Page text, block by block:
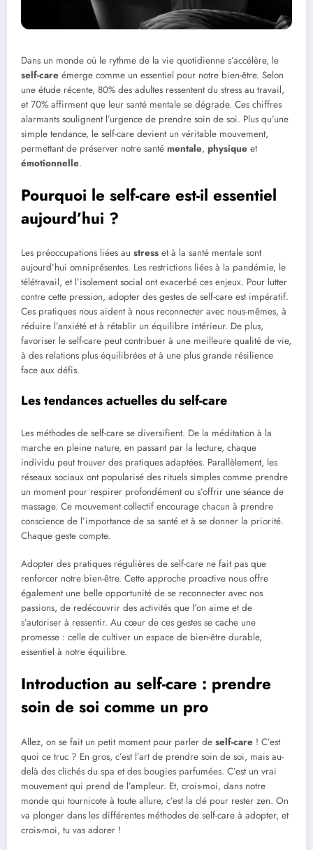
Dans un monde où le rythme de la vie quotidienne s’accélère, le
self-care émerge comme un essentiel pour notre bien-être. Selon
une étude récente, 80% des adultes ressentent du stress au travail,
et 70% affirment que leur santé mentale se dégrade. Ces chiffres
alarmants soulignent l’urgence de prendre soin de soi. Plus qu’une
simple tendance, le self-care devient un véritable mouvement,
permettant de préserver notre santé mentale, physique et
émotionnelle.
Pourquoi le self-care est-il essentiel
aujourd’hui ?
Les préoccupations liées au stress et à la santé mentale sont
aujourd’hui omniprésentes. Les restrictions liées à la pandémie, le
télétravail, et l’isolement social ont exacerbé ces enjeux. Pour lutter
contre cette pression, adopter des gestes de self-care est impératif.
Ces pratiques nous aident à nous reconnecter avec nous-mêmes, à
réduire l’anxiété et à rétablir un équilibre intérieur. De plus,
favoriser le self-care peut contribuer à une meilleure qualité de vie,
à des relations plus équilibrées et à une plus grande résilience
face aux défis.
Les tendances actuelles du self-care
Les méthodes de self-care se diversifient. De la méditation à la
marche en pleine nature, en passant par la lecture, chaque
individu peut trouver des pratiques adaptées. Parallèlement, les
réseaux sociaux ont popularisé des rituels simples comme prendre
un moment pour respirer profondément ou s’offrir une séance de
massage. Ce mouvement collectif encourage chacun à prendre
conscience de l’importance de sa santé et à se donner la priorité.
Chaque geste compte.
Adopter des pratiques régulières de self-care ne fait pas que
renforcer notre bien-être. Cette approche proactive nous offre
également une belle opportunité de se reconnecter avec nos
passions, de redécouvrir des activités que l’on aime et de
s’autoriser à ressentir. Au cœur de ces gestes se cache une
promesse : celle de cultiver un espace de bien-être durable,
essentiel à notre équilibre.
Introduction au self-care : prendre
soin de soi comme un pro
Allez, on se fait un petit moment pour parler de self-care ! C’est
quoi ce truc ? En gros, c’est l’art de prendre soin de soi, mais au-
delà des clichés du spa et des bougies parfumées. C’est un vrai
mouvement qui prend de l’ampleur. Et, crois-moi, dans notre
monde qui tournicote à toute allure, c’est la clé pour rester zen. On
va plonger dans les différentes méthodes de self-care à adopter, et
crois-moi, tu vas adorer !